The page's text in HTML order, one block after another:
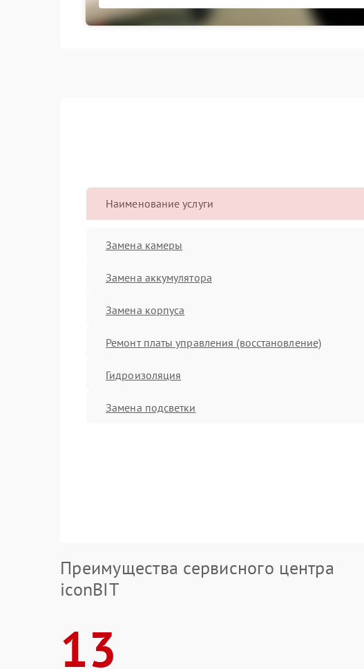
Наименование услуги
Замена камеры
Замена аккумулятора
Замена корпуса
Ремонт платы управления (восстановление)
Гидроизоляция
Замена подсветки
Преимущества сервисного центра
iconBIT
13